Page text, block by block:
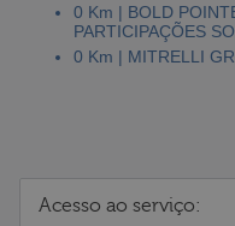
0 Km | BOLD
PARTICIPAÇÕES
0 Km | MITRELLI
Acesso ao serviço: